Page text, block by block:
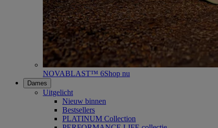
NOVABLAST™ 6Shop nu
Dames
Uitgelicht
Nieuw binnen
Bestsellers
PLATINUM Collection